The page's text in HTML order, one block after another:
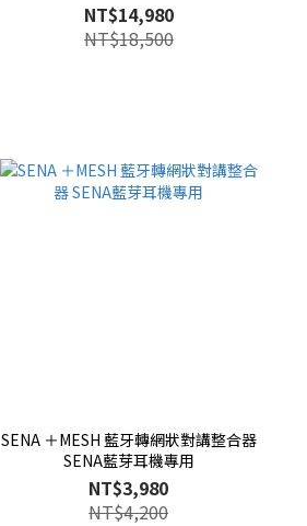
NT$14,980
NT$18,500
SENA ＋MESH 藍牙轉網狀對講整合器
SENA藍芽耳機專用
NT$3,980
NT$4,200